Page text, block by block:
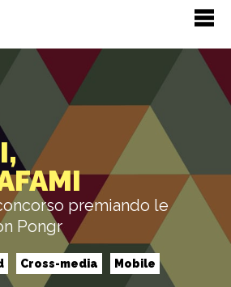
premiando le
Pongr
Cross-media Mobile